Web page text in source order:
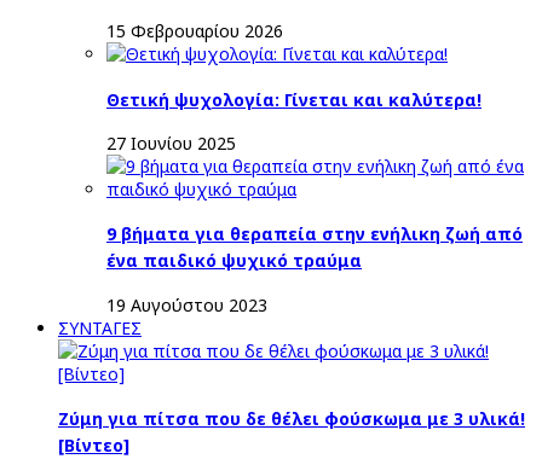
15 Φεβρουαρίου 2026
Θετική ψυχολογία: Γίνεται και καλύτερα!
27 Ιουνίου 2025
9 βήματα για θεραπεία στην ενήλικη ζωή από
ένα παιδικό ψυχικό τραύμα
19 Αυγούστου 2023
ΣΥΝΤΑΓΕΣ
Ζύμη για πίτσα που δε θέλει φούσκωμα με 3 υλικά!
[Βίντεο]